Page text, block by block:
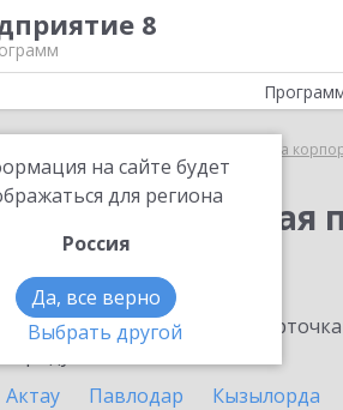
8
на сайте будет
для региона
Россия
Да, все верно
Выбрать другой
Премиальная поддержка
Премиальная
с информационными
Актау Павлодар Кызылорда